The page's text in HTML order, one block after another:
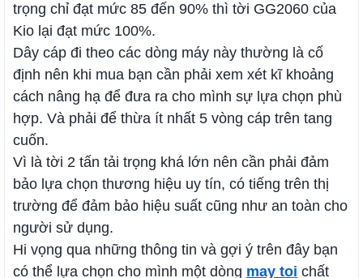
trọng chỉ đạt mức 85 đến 90% thì tời GG2060 của
Kio lại đạt mức 100%.
Dây cáp đi theo các dòng máy này thường là cố
định nên khi mua bạn cần phải xem xét kĩ khoảng
cách nâng hạ để đưa ra cho mình sự lựa chọn phù
hợp. Và phải để thừa ít nhất 5 vòng cáp trên tang
cuốn.
Vì là tời 2 tấn tải trọng khá lớn nên cần phải đảm
bảo lựa chọn thương hiệu uy tín, có tiếng trên thị
trường để đảm bảo hiệu suất cũng như an toàn cho
người sử dụng.
Hi vọng qua những thông tin và gợi ý trên đây bạn
có thể lựa chọn cho mình một dòng may toi chất